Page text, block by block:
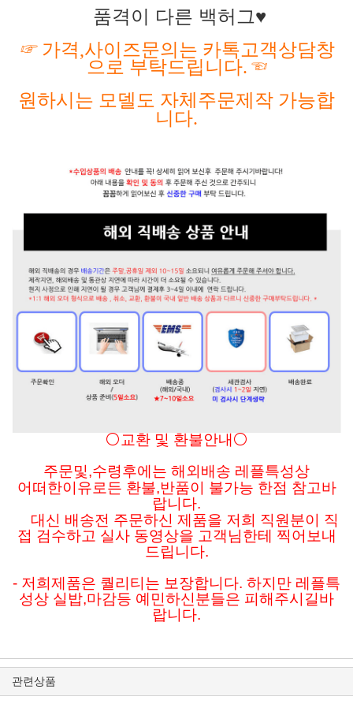
품격이 다른 백허그♥
☞ 가격,사이즈문의는 카톡고객상담창
으로 부탁드립니다. ☜
원하시는 모델도 자체주문제작 가능합
니다.
⚪교환 및 환불안내⚪
주문및,수령후에는 해외배송 레플특성상
어떠한이유로든 환불,반품이 불가능 한점 참고바
랍니다.
대신 배송전 주문하신 제품을 저희 직원분이 직
접 검수하고 실사 동영상을 고객님한테 찍어보내
드립니다.
- 저희제품은 퀄리티는 보장합니다. 하지만 레플특
성상 실밥,마감등 예민하신분들은 피해주시길바
랍니다.
관련상품